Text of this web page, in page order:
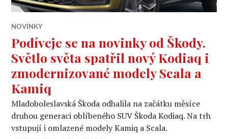
NOVINKY
Podíveje se na novinky od Škody.
Světlo světa spatřil nový Kodiaq i
zmodernizované modely Scala a
Kamiq
Mladoboleslavská Škoda odhalila na začátku měsíce
druhou generaci oblíbeného SUV Škoda Kodiaq. Na trh
vstupují i omlazené modely Kamiq a Scala.